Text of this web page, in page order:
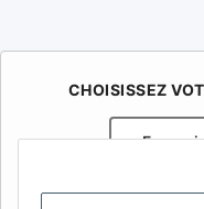
CHOISISSEZ